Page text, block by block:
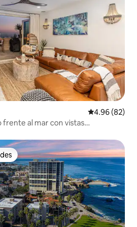
Calificación
4.96 (82)
al mar con vistas